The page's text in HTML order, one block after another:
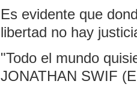
Es evidente que
libertad no hay
"Todo el mundo
JONATHAN SWIF